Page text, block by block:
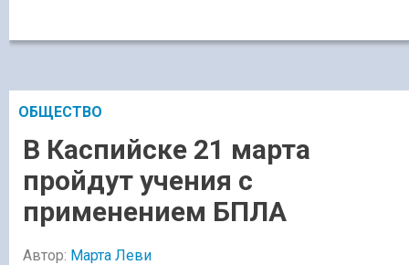
ОБЩЕСТВО
В Каспийске 21 марта
пройдут учения с
применением БПЛА
Автор: Марта Леви